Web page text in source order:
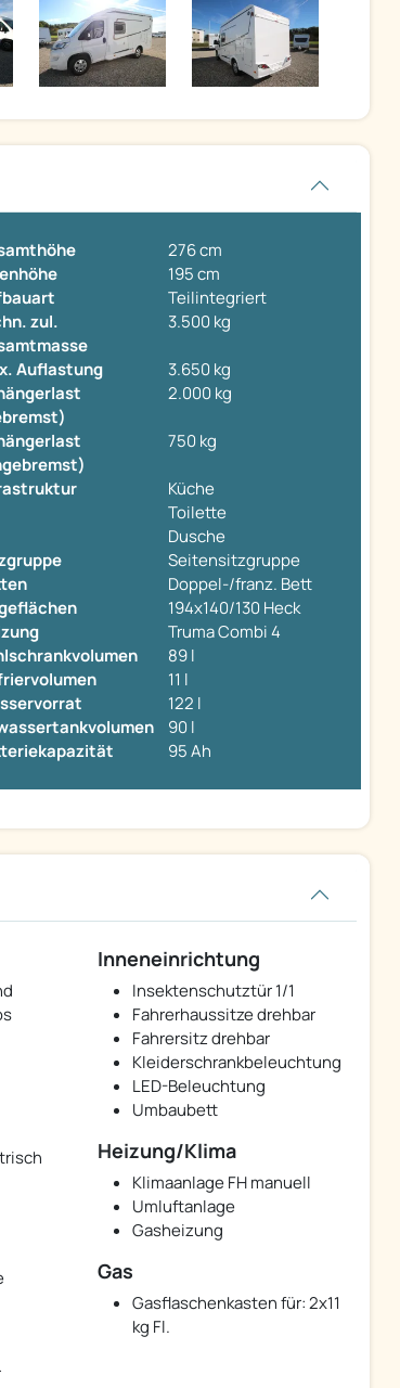
276 cm
195 cm
Teilintegriert
zul.
3.500 kg
Auflastung
3.650 kg
2.000 kg
750 kg
Küche
Toilette
Dusche
Seitensitzgruppe
Doppel-/franz. Bett
194x140/130 Heck
Truma Combi 4
89 l
11 l
122 l
90 l
95 Ah
Inneneinrichtung
Insektenschutztür 1/1
Fahrerhaussitze drehbar
Fahrersitz drehbar
Kleiderschrankbeleuchtung
LED-Beleuchtung
Umbaubett
Heizung/Klima
Klimaanlage FH manuell
Umluftanlage
Gasheizung
Gas
Gasflaschenkasten für: 2x11
kg Fl.